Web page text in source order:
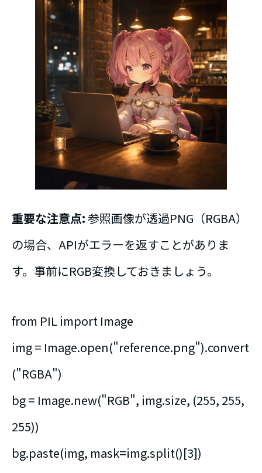
重要な注意点:参照画像が透過PNG（RGBA）
の場合、APIがエラーを返すことがありま
す。事前にRGB変換しておきましょう。
from PIL import Image
img = Image.open("reference.png").convert
("RGBA")
bg = Image.new("RGB", img.size, (255, 255,
255))
bg.paste(img, mask=img.split()[3])